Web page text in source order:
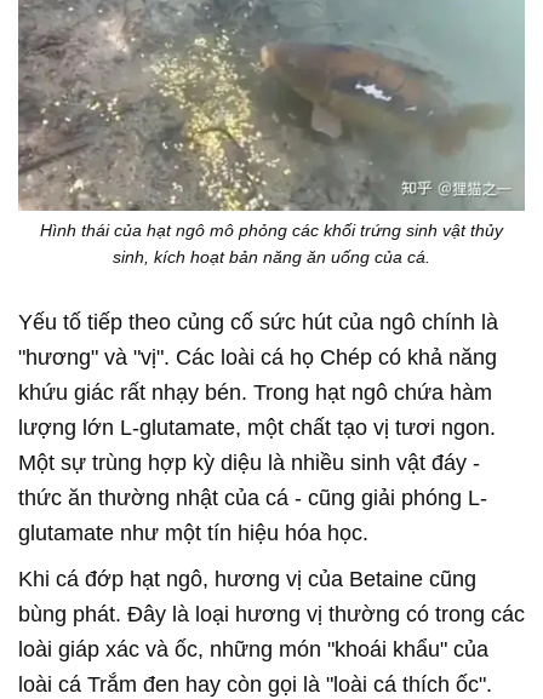
Hình thái của hạt ngô mô phỏng các khối trứng sinh vật thủy
sinh, kích hoạt bản năng ăn uống của cá.
Yếu tố tiếp theo củng cố sức hút của ngô chính là
"hương" và "vị". Các loài cá họ Chép có khả năng
khứu giác rất nhạy bén. Trong hạt ngô chứa hàm
lượng lớn L-glutamate, một chất tạo vị tươi ngon.
Một sự trùng hợp kỳ diệu là nhiều sinh vật đáy -
thức ăn thường nhật của cá - cũng giải phóng L-
glutamate như một tín hiệu hóa học.
Khi cá đớp hạt ngô, hương vị của Betaine cũng
bùng phát. Đây là loại hương vị thường có trong các
loài giáp xác và ốc, những món "khoái khẩu" của
loài cá Trắm đen hay còn gọi là "loài cá thích ốc".